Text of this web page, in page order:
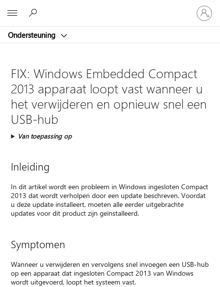
Ondersteuning
Meld
je
aan
je
FIX: Windows Embedded Compact
2013 apparaat loopt vast wanneer u
het verwijderen en opnieuw snel een
USB-hub
Van toepassing op
Inleiding
In dit artikel wordt een probleem in Windows ingesloten Compact
2013 dat wordt verholpen door een update beschreven. Voordat
u deze update installeert, moeten alle eerder uitgebrachte
updates voor dit product zijn geïnstalleerd.
Symptomen
Wanneer u verwijderen en vervolgens snel invoegen een USB-hub
op een apparaat dat ingesloten Compact 2013 van Windows
wordt uitgevoerd, loopt het systeem vast.